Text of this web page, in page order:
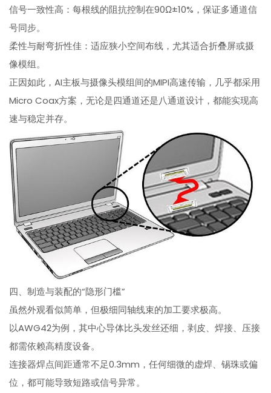
信号一致性高：每根线的阻抗控制在90Ω±10%，保证多通道信
号同步。
柔性与耐弯折性佳：适应狭小空间布线，尤其适合折叠屏或摄
像模组。
正因如此，AI主板与摄像头模组间的MIPI高速传输，几乎都采用
Micro Coax方案，无论是四通道还是八通道设计，都能实现高
速与稳定并存。
四、制造与装配的“隐形门槛”
虽然外观看似简单，但极细同轴线束的加工要求极高。
以AWG42为例，其中心导体比头发丝还细，剥皮、焊接、压接
都需依赖高精度设备。
连接器焊点间距通常不足0.3mm，任何细微的虚焊、锡珠或偏
位，都可能导致短路或信号异常。